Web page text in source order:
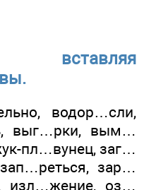
вставляя
водор…сли,
выг…рки, вым…
пл…вунец, заг…
зар…
изл…жение, оз…